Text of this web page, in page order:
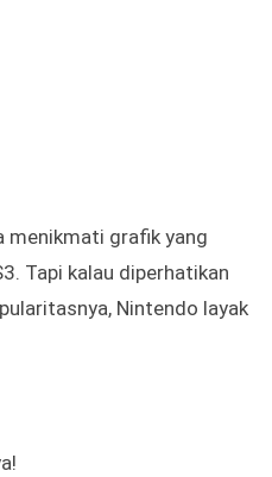
menikmati grafik yang
Tapi kalau diperhatikan
Nintendo layak